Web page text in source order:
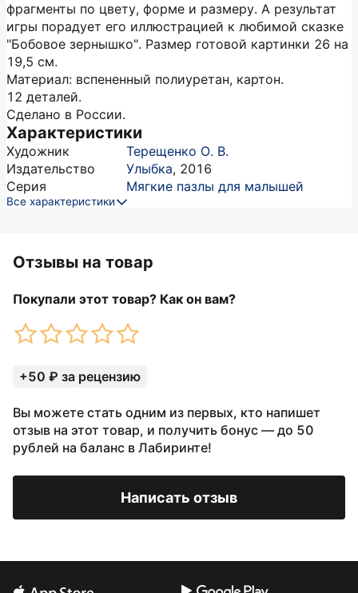
фрагменты по цвету, форме и размеру. А результат
игры порадует его иллюстрацией к любимой сказке
"Бобовое зернышко". Размер готовой картинки 26 на
19,5 см.
Материал: вспененный полиуретан, картон.
12 деталей.
Сделано в России.
Характеристики
Художник
Терещенко О. В.
Издательство
Улыбка, 2016
Серия
Мягкие пазлы для малышей
Все характеристики
Отзывы на товар
Покупали этот товар? Как он вам?
+50 ₽ за рецензию
Вы можете стать одним из первых, кто напишет
отзыв на этот товар, и получить бонус — до 50
рублей на баланс в Лабиринте!
Написать отзыв